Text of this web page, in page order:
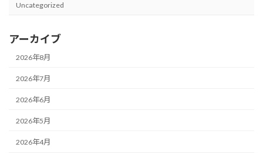
Uncategorized
アーカイブ
2026年8月
2026年7月
2026年6月
2026年5月
2026年4月